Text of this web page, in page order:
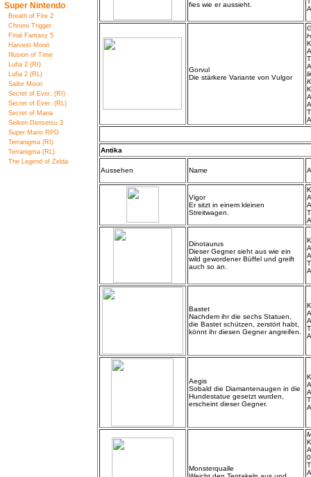
Super Nintendo
Breath of Fire 2
Chrono Trigger
Final Fantasy 5
Harvest Moon
Illusion of Time
Lufia 2 (RI)
Lufia 2 (RL)
Sailor Moon
Secret of Ever. (RI)
Secret of Ever. (RL)
Secret of Mana
Seiken Densetsu 3
Super Mario RPG
Terranigma (RI)
Terranigma (RL)
The Legend of Zelda
fies wie er aussieht.
Gorvul
Die stärkere Variante von Vulgor
Antika
Aussehen Name
Vigor
Er sitzt in einem kleinen
Streitwagen.
Dinotaurus
Dieser Gegner sieht aus wie ein
wild gewordener Büffel und greift
auch so an.
Bastet
Nachdem ihr die sechs Statuen,
die Bastet schützen, zerstört habt,
könnt ihr diesen Gegner angreifen.
Aegis
Sobald die Diamantenaugen in die
Hundestatue gesetzt wurden,
erscheint dieser Gegner.
Monsterqualle
0